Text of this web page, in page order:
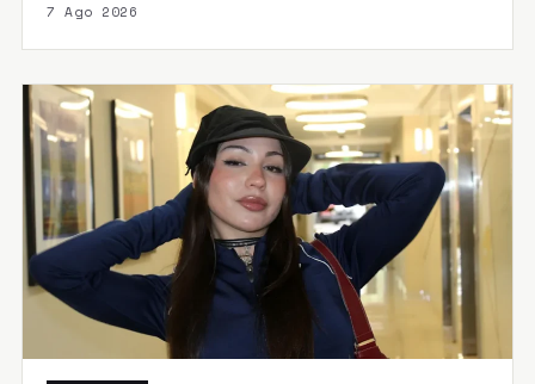
7 Ago 2026